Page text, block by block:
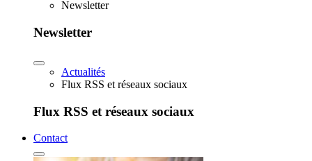
Newsletter
Newsletter
Actualités
Flux RSS et réseaux sociaux
Flux RSS et réseaux sociaux
Contact